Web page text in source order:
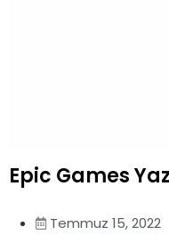
Epic Games
Temmuz 15, 2022